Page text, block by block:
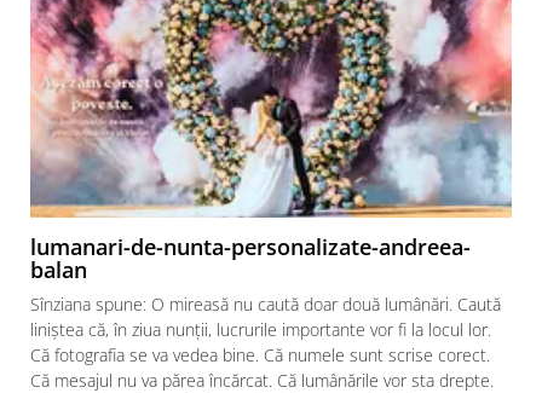
lumanari-de-nunta-personalizate-andreea-
balan
Sînziana spune: O mireasă nu caută doar două lumânări. Caută
liniștea că, în ziua nunții, lucrurile importante vor fi la locul lor.
Că fotografia se va vedea bine. Că numele sunt scrise corect.
Că mesajul nu va părea încărcat. Că lumânările vor sta drepte.